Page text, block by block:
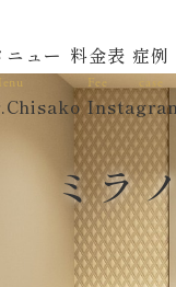
ニュー 料金表
Fee
症例
case
ミラ